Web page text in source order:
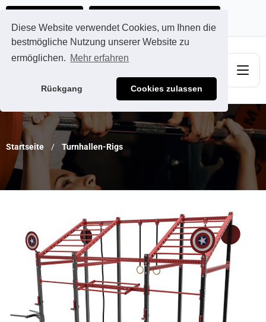
Diese Website verwendet Cookies, um Ihnen die
bestmögliche Nutzung unserer Website zu
ermöglichen. Mehr erfahren
Rückgang Cookies zulassen
Startseite Turnhallen-Rigs